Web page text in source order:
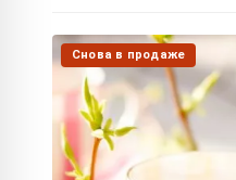
Снова в продаже